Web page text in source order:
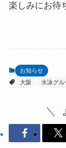
楽しみにお待
お知らせ
大阪
水泳グル